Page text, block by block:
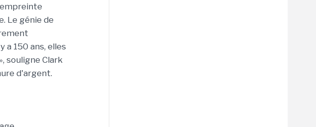
Le génie de
a 150 ans, elles
souligne Clark
d'argent.